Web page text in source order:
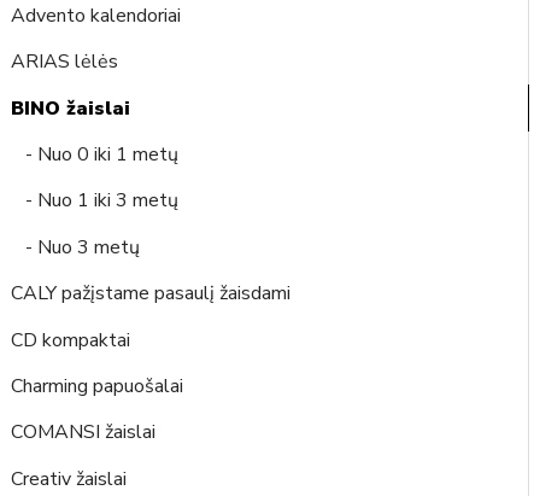
Advento kalendoriai
ARIAS lėlės
BINO žaislai
- Nuo 0 iki 1 metų
- Nuo 1 iki 3 metų
- Nuo 3 metų
CALY pažįstame pasaulį žaisdami
CD kompaktai
Charming papuošalai
COMANSI žaislai
Creativ žaislai